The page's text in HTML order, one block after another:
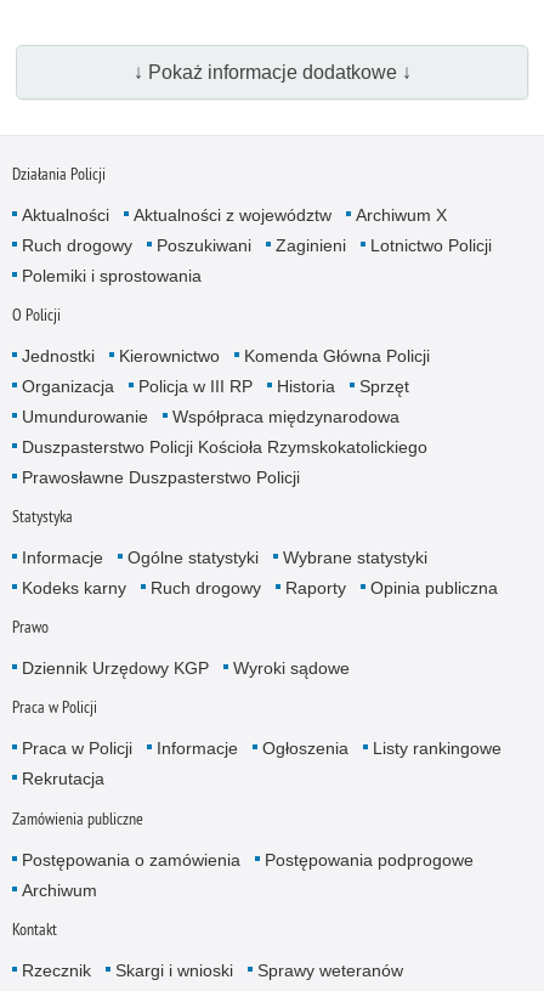
↓ Pokaż informacje dodatkowe ↓
Działania Policji
Aktualności Aktualności z województw
Archiwum X
Ruch drogowy
Poszukiwani Zaginieni
Lotnictwo Policji
Polemiki i sprostowania
O Policji
Jednostki Kierownictwo
Komenda Główna Policji
Organizacja
Policja w III RP Historia
Sprzęt
Umundurowanie
Współpraca międzynarodowa
Duszpasterstwo Policji Kościoła Rzymskokatolickiego
Prawosławne Duszpasterstwo Policji
Statystyka
Informacje Ogólne statystyki
Wybrane statystyki
Kodeks karny
Ruch drogowy Raporty Opinia publiczna
Prawo
Dziennik Urzędowy KGP Wyroki sądowe
Praca w Policji
Praca w Policji Informacje Ogłoszenia
Listy rankingowe
Rekrutacja
Zamówienia publiczne
Postępowania o zamówienia
Postępowania podprogowe
Archiwum
Kontakt
Rzecznik Skargi i wnioski Sprawy weteranów